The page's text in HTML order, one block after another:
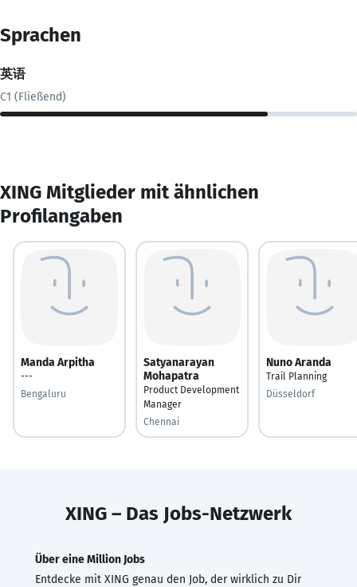
Sprachen
英语
C1 (Fließend)
XING Mitglieder mit ähnlichen
Profilangaben
Manda Arpitha
---
Bengaluru
Satyanarayan
Mohapatra
Product Development
Manager
Chennai
Nuno Aranda
Trail Planning
Düsseldorf
XING – Das Jobs-Netzwerk
Über eine Million Jobs
Entdecke mit XING genau den Job, der wirklich zu Dir